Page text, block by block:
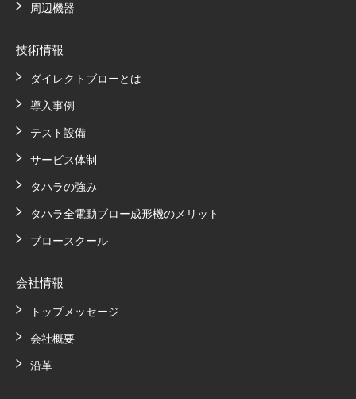
周辺機器
技術情報
ダイレクトブローとは
導入事例
テスト設備
サービス体制
タハラの強み
タハラ全電動ブロー成形機のメリット
ブロースクール
会社情報
トップメッセージ
会社概要
沿革